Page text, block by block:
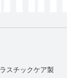
スチックケア製